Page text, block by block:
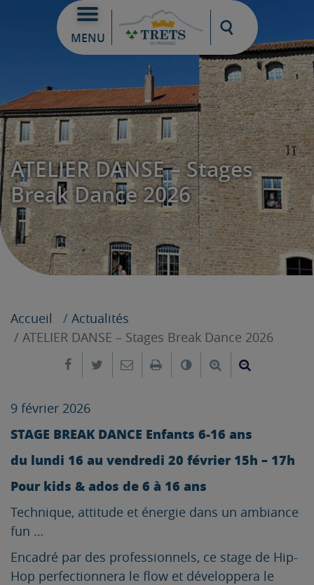
MENU
Moteur de
ATELIER DANSE – Stages
Break Dance 2026
Accueil
Actualités
ATELIER DANSE – Stages Break Dance 2026
Partager sur Facebook
Partager sur Twitter
Envoyer par e-mail
ImprimerChanger leAgrandir le
9 février 2026
STAGE BREAK DANCE Enfants 6-16 ans
du lundi 16 au vendredi 20 février 15h – 17h
Pour kids & ados de 6 à 16 ans
Technique, attitude et énergie dans un ambiance
fun …
Encadré par des professionnels, ce stage de Hip-
Hop perfectionnera le flow et développera le